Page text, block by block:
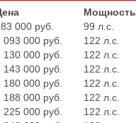
Мощность
000 руб.
99 л.с.
093 000 руб.
122 л.с.
130 000 руб.
122 л.с.
143 000 руб.
122 л.с.
180 000 руб.
122 л.с.
188 000 руб.
122 л.с.
225 000 руб.
122 л.с.